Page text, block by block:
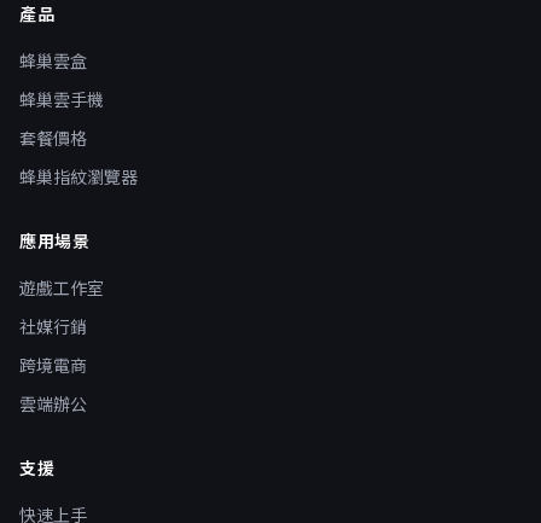
產品
蜂巢雲盒
蜂巢雲手機
套餐價格
蜂巢指紋瀏覽器
應用場景
遊戲工作室
社媒行銷
跨境電商
雲端辦公
支援
快速上手